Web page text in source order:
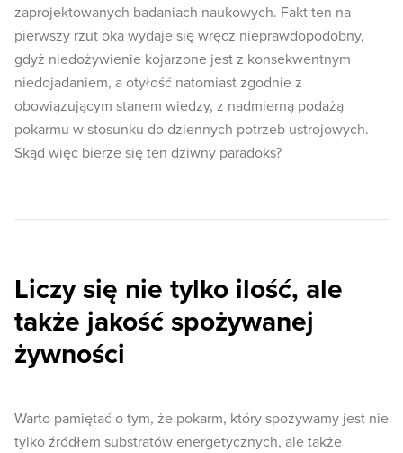
zaprojektowanych badaniach naukowych. Fakt ten na
pierwszy rzut oka wydaje się wręcz nieprawdopodobny,
gdyż niedożywienie kojarzone jest z konsekwentnym
niedojadaniem, a otyłość natomiast zgodnie z
obowiązującym stanem wiedzy, z nadmierną podażą
pokarmu w stosunku do dziennych potrzeb ustrojowych.
Skąd więc bierze się ten dziwny paradoks?
Liczy się nie tylko ilość, ale
także jakość spożywanej
żywności
Warto pamiętać o tym, że pokarm, który spożywamy jest nie
tylko źródłem substratów energetycznych, ale także